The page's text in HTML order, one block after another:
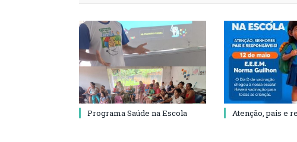
Programa Saúde na Escola Atenção, pais e